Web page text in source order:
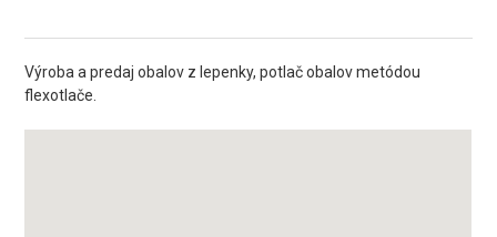
Výroba a predaj obalov z lepenky, potlač obalov metódou
flexotlače.